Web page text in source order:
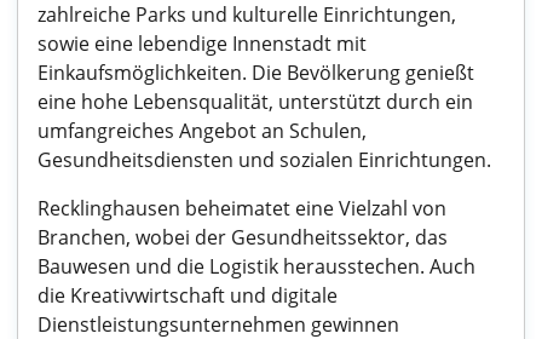
zahlreiche Parks und kulturelle Einrichtungen,
sowie eine lebendige Innenstadt mit
Einkaufsmöglichkeiten. Die Bevölkerung genießt
eine hohe Lebensqualität, unterstützt durch ein
umfangreiches Angebot an Schulen,
Gesundheitsdiensten und sozialen Einrichtungen.
Recklinghausen beheimatet eine Vielzahl von
Branchen, wobei der Gesundheitssektor, das
Bauwesen und die Logistik herausstechen. Auch
die Kreativwirtschaft und digitale
Dienstleistungsunternehmen gewinnen